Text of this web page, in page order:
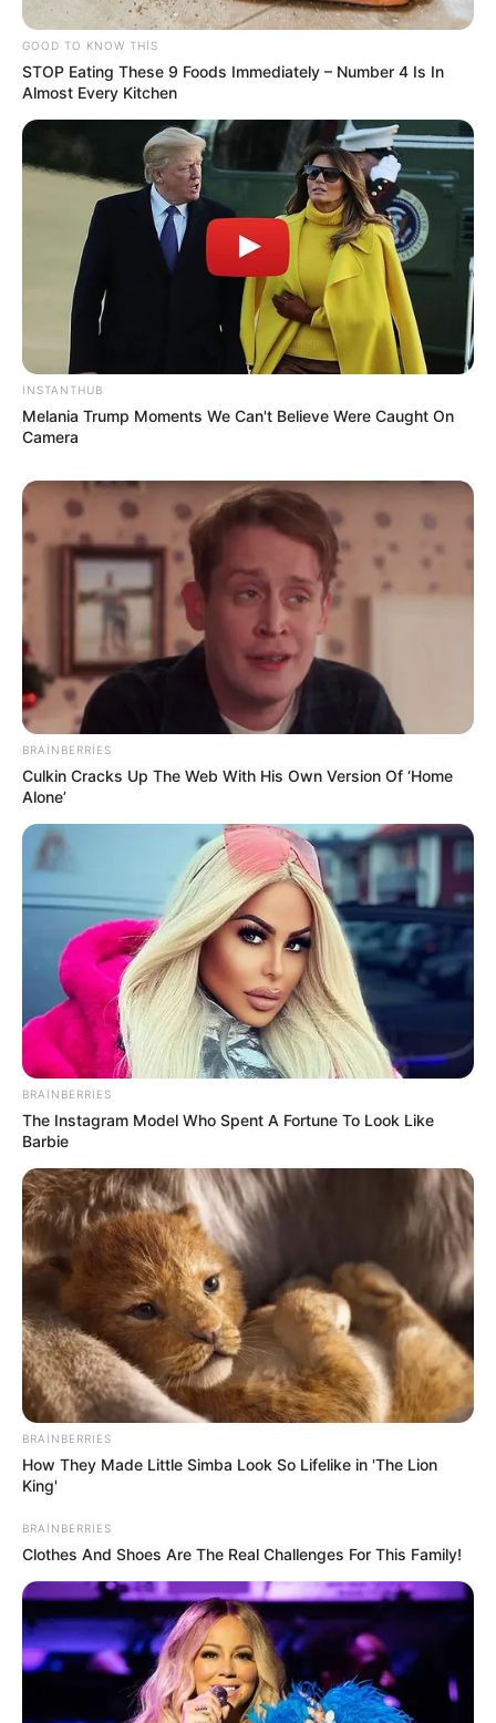
17:10 / 05 Avqust 2026 MARAQLI
Boşanmadan sonra əmlak bölgüsü nə
qədər müddət vacibdir?-Vəkil AÇIQLADI
0 0
16:59 / 05 Avqust 2026
Balıqların yaddaşı ilə bağlı illərin mifi
təkzib edildi
106
16:31 / 05 Avqust 2026 SİYASƏT
Sosial şəbəkələrdə valideyn nəzarəti
məcburi olacaq
114
16:09 / 05 Avqust 2026 KRİMİNAL
Üç uşaq anası estetik əməliyyatdan sonra
vəfat etdi -FOTO
118
GOOD TO KNOW THIS
STOP Eating These 9 Foods Immediately – Number 4 Is In
Almost Every Kitchen
INSTANTHUB
Melania Trump Moments We Can't Believe Were Caught On
Camera
BRAINBERRIES
Culkin Cracks Up The Web With His Own Version Of ‘Home
Alone’
BRAINBERRIES
The Instagram Model Who Spent A Fortune To Look Like
Barbie
BRAINBERRIES
How They Made Little Simba Look So Lifelike in 'The Lion
King'
BRAINBERRIES
Clothes And Shoes Are The Real Challenges For This Family!